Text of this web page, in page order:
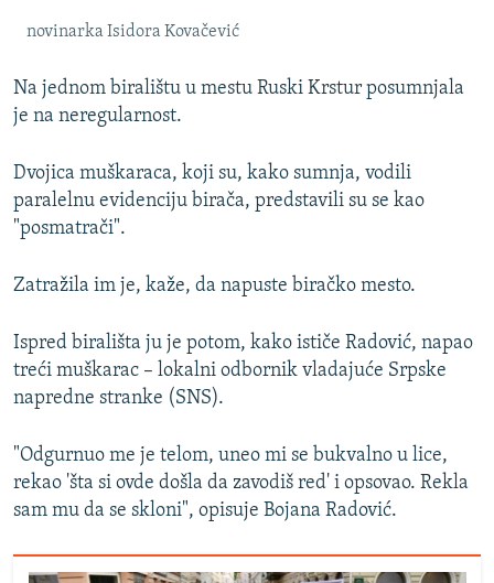
novinarka Isidora Kovačević
Na jednom biralištu u mestu Ruski Krstur posumnjala
je na neregularnost.
Dvojica muškaraca, koji su, kako sumnja, vodili
paralelnu evidenciju birača, predstavili su se kao
"posmatrači".
Zatražila im je, kaže, da napuste biračko mesto.
Ispred birališta ju je potom, kako ističe Radović, napao
treći muškarac – lokalni odbornik vladajuće Srpske
napredne stranke (SNS).
"Odgurnuo me je telom, uneo mi se bukvalno u lice,
rekao 'šta si ovde došla da zavodiš red' i opsovao. Rekla
sam mu da se skloni", opisuje Bojana Radović.